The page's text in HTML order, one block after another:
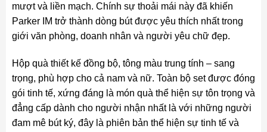
mượt và liền mạch. Chính sự thoải mái này đã khiến
Parker IM trở thành dòng bút được yêu thích nhất trong
giới văn phòng, doanh nhân và người yêu chữ đẹp.
Hộp quà thiết kế đồng bộ, tông màu trung tính – sang
trọng, phù hợp cho cả nam và nữ. Toàn bộ set được đóng
gói tinh tế, xứng đáng là món quà thể hiện sự tôn trọng và
đẳng cấp dành cho người nhận nhất là với những người
đam mê bút ký, đây là phiên bản thể hiện sự tinh tế và